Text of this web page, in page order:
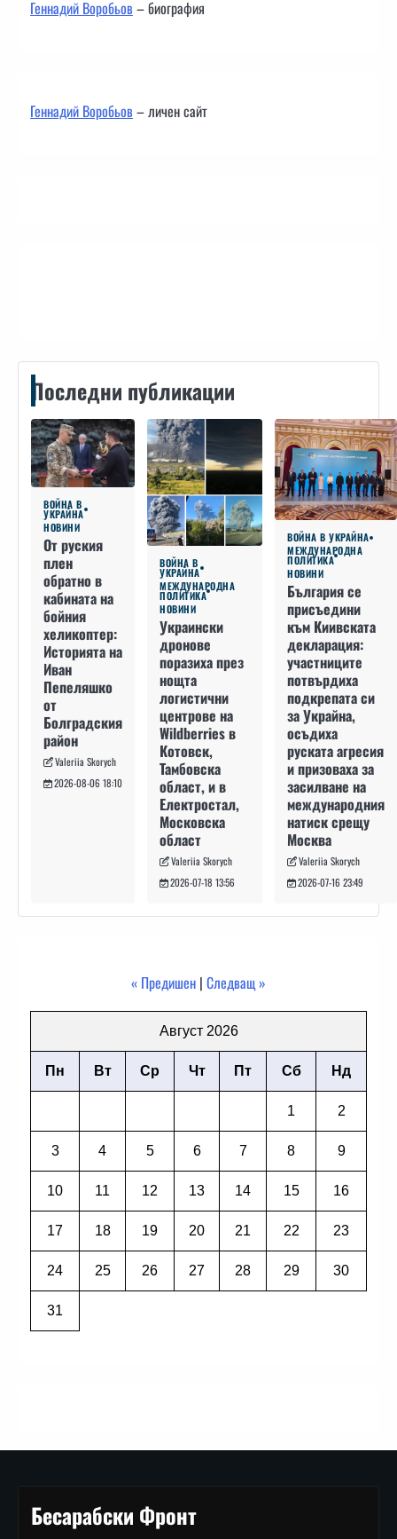
Геннадий Воробьов– биография
Геннадий Воробьов– личен сайт
Последни публикации
ВОЙНА В
УКРАЙНА
НОВИНИ
От руския
плен
обратно в
кабината на
бойния
хеликоптер:
Историята на
Иван
Пепеляшко
от
Болградския
район
Valeriia Skorych
2026-08-06 18:10
ВОЙНА В
УКРАЙНА
МЕЖДУНАРОДНА
ПОЛИТИКА
НОВИНИ
Украински
дронове
поразиха през
нощта
логистични
центрове на
Wildberries в
Котовск,
Тамбовска
област, и в
Електростал,
Московска
област
Valeriia Skorych
2026-07-18 13:56
ВОЙНА В УКРАЙНА
МЕЖДУНАРОДНА
ПОЛИТИКА
НОВИНИ
България се
присъедини
към Киивската
декларация:
участниците
потвърдиха
подкрепата си
за Украйна,
осъдиха
руската агресия
и призоваха за
засилване на
международния
натиск срещу
Москва
Valeriia Skorych
2026-07-16 23:49
« Предишен | Следващ »
Август 2026
Пн Вт Ср Чт Пт Сб Нд
1 2
3 4 5 6 7 8 9
10 11 12 13 14 15 16
17 18 19 20 21 22 23
24 25 26 27 28 29 30
31
Бесарабски Фронт